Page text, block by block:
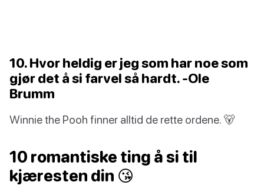
10. Hvor heldig er jeg som har noe som
gjør det å si farvel så hardt. -Ole
Brumm
Winnie the Pooh finner alltid de rette ordene. 🐻
10 romantiske ting å si til
kjæresten din 😘